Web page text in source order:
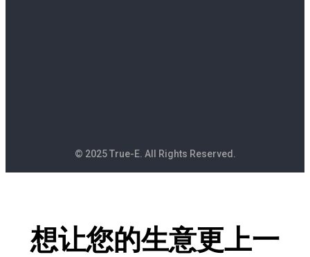
© 2025 True-E. All Rights Reserved.
想让您的生意更上一